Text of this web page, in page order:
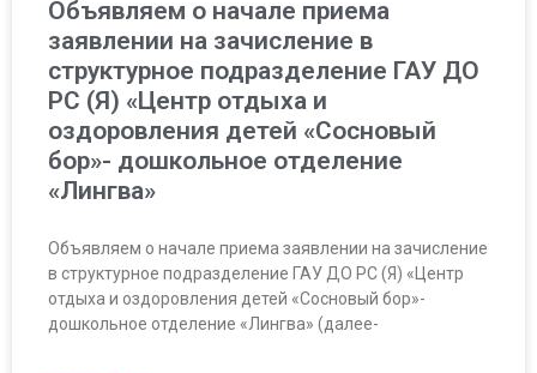
Объявляем о начале приема
заявлении на зачисление в
структурное подразделение ГАУ ДО
РС (Я) «Центр отдыха и
оздоровления детей «Сосновый
бор»- дошкольное отделение
«Лингва»
Объявляем о начале приема заявлении на зачисление
в структурное подразделение ГАУ ДО РС (Я) «Центр
отдыха и оздоровления детей «Сосновый бор»-
дошкольное отделение «Лингва» (далее-